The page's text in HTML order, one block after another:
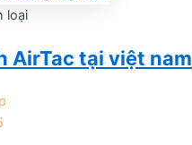
loại
AirTac tại việt nam